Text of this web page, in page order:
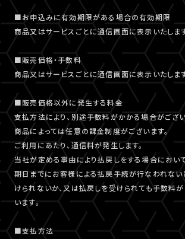
■お申込みに有効期限がある場合の有効期限
商品又はサービスごとに通信画面に表示いたします
■販売価格・手数料
商品又はサービスごとに通信画面に表示いたします
■販売価格以外に発生する料金
支払方法により、別途手数料がかかる場合がござい
商品によっては任意の課金制度がございます。
ご利用にあたり、通信料が発生します。
当社が定める事由により払戻しをする場合におい
期日までにお客様による払戻手続が行なわれない
けられないか、又は払戻しを受けられても手数料
います。
■支払方法